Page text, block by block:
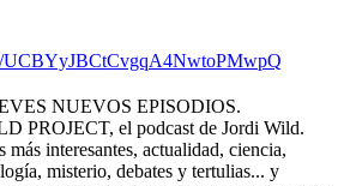
UCBYyJBCtCvgqA4NwtoPMwpQ
NUEVOS EPISODIOS.
PROJECT, el podcast de Jordi Wild.
interesantes, actualidad, ciencia,
misterio, debates y tertulias... y